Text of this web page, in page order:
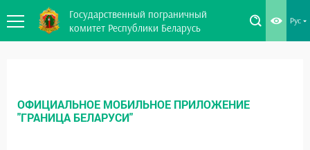
Государственный пограничный
комитет Республики Беларусь
Рус
ОФИЦИАЛЬНОЕ МОБИЛЬНОЕ ПРИЛОЖЕНИЕ
"ГРАНИЦА БЕЛАРУСИ"